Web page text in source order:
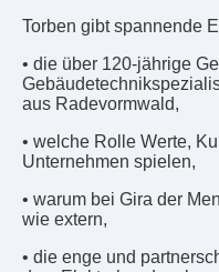
Torben gibt spannende
• die über 120-jährige
aus Radevormwald,
• welche Rolle Werte,
Unternehmen spielen,
• warum bei Gira der
wie extern,
• die enge und